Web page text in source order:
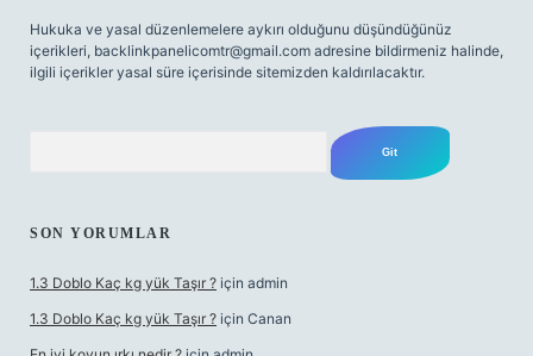
Hukuka ve yasal düzenlemelere aykırı olduğunu düşündüğünüz
içerikleri, backlinkpanelicomtr@gmail.com adresine bildirmeniz halinde,
ilgili içerikler yasal süre içerisinde sitemizden kaldırılacaktır.
SON YORUMLAR
1.3 Doblo Kaç kg yük Taşır ? için admin
1.3 Doblo Kaç kg yük Taşır ? için Canan